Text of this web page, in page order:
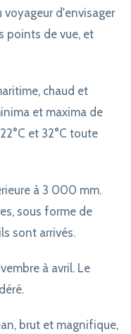
d'envisager
points de vue, et
chaud et
et maxima de
et 32°C toute
à 3 000 mm.
sous forme de
sont arrivés.
à avril. Le
brut et magnifique,